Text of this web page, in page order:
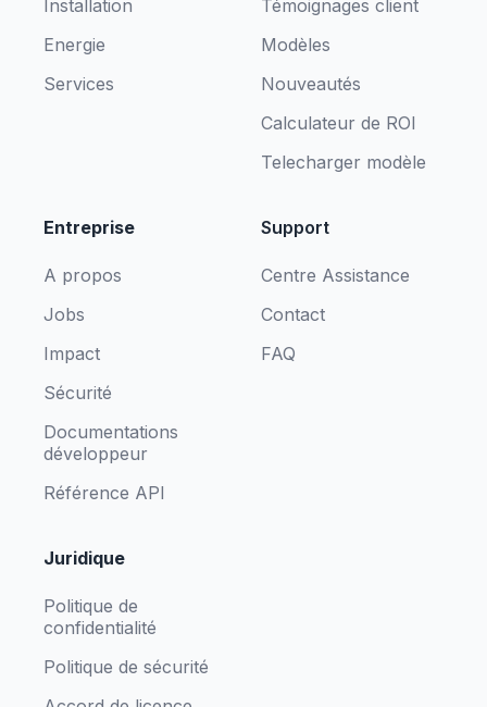
Installation
Energie
Services
Témoignages client
Modèles
Nouveautés
Calculateur de ROI
Telecharger modèle
Entreprise
A propos
Jobs
Impact
Sécurité
Documentations
développeur
Référence API
Support
Centre Assistance
Contact
FAQ
Juridique
Politique de
confidentialité
Politique de sécurité